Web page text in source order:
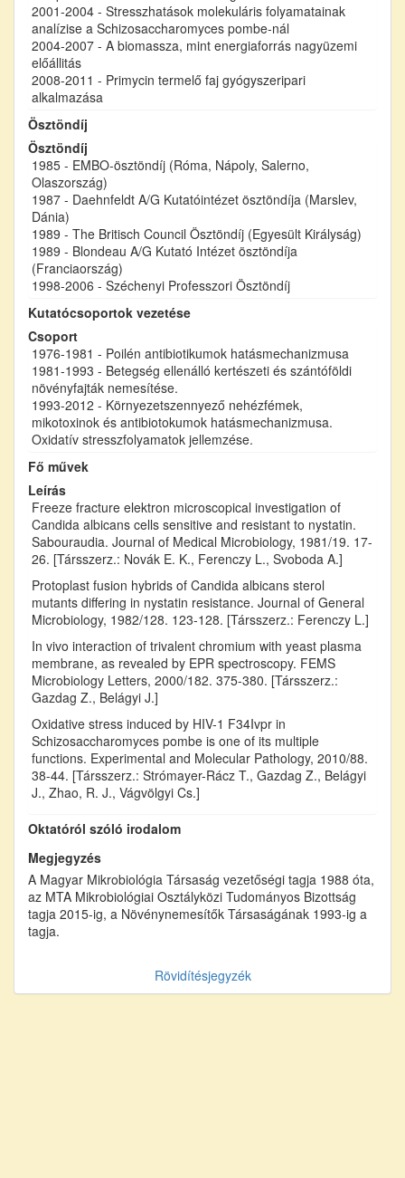
2001-2004 - Stresszhatások molekuláris folyamatainak
analízise a Schizosaccharomyces pombe-nál
2004-2007 - A biomassza, mint energiaforrás nagyüzemi
előállitás
2008-2011 - Primycin termelő faj gyógyszeripari
alkalmazása
Ösztöndíj
Ösztöndíj
1985 - EMBO-ösztöndíj (Róma, Nápoly, Salerno,
Olaszország)
1987 - Daehnfeldt A/G Kutatóintézet ösztöndíja (Marslev,
Dánia)
1989 - The Britisch Council Ösztöndíj (Egyesült Királyság)
1989 - Blondeau A/G Kutató Intézet ösztöndíja
(Franciaország)
1998-2006 - Széchenyi Professzori Ösztöndíj
Kutatócsoportok vezetése
Csoport
1976-1981 - Poilén antibiotikumok hatásmechanizmusa
1981-1993 - Betegség ellenálló kertészeti és szántóföldi
növényfajták nemesítése.
1993-2012 - Környezetszennyező nehézfémek,
mikotoxinok és antibiotokumok hatásmechanizmusa.
Oxidatív stresszfolyamatok jellemzése.
Fő művek
Leírás
Freeze fracture elektron microscopical investigation of
Candida albicans cells sensitive and resistant to nystatin.
Sabouraudia. Journal of Medical Microbiology, 1981/19. 17-
26. [Társszerz.: Novák E. K., Ferenczy L., Svoboda A.]
Protoplast fusion hybrids of Candida albicans sterol
mutants differing in nystatin resistance. Journal of General
Microbiology, 1982/128. 123-128. [Társszerz.: Ferenczy L.]
In vivo interaction of trivalent chromium with yeast plasma
membrane, as revealed by EPR spectroscopy. FEMS
Microbiology Letters, 2000/182. 375-380. [Társszerz.:
Gazdag Z., Belágyi J.]
Oxidative stress induced by HIV-1 F34Ivpr in
Schizosaccharomyces pombe is one of its multiple
functions. Experimental and Molecular Pathology, 2010/88.
38-44. [Társszerz.: Strómayer-Rácz T., Gazdag Z., Belágyi
J., Zhao, R. J., Vágvölgyi Cs.]
Oktatóról szóló irodalom
Megjegyzés
A Magyar Mikrobiológia Társaság vezetőségi tagja 1988 óta,
az MTA Mikrobiológiai Osztályközi Tudományos Bizottság
tagja 2015-ig, a Növénynemesítők Társaságának 1993-ig a
tagja.
Rövidítésjegyzék